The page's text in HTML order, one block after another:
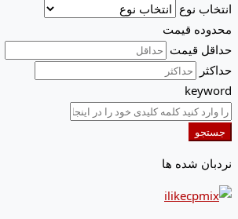
انتخاب نوع
محدوده قیمت
حداقل قیمت
حداکثر
keyword
جستجو
نردبان شده ها